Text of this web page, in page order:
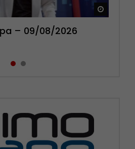
– 09/08/2026
– 08/08/2026